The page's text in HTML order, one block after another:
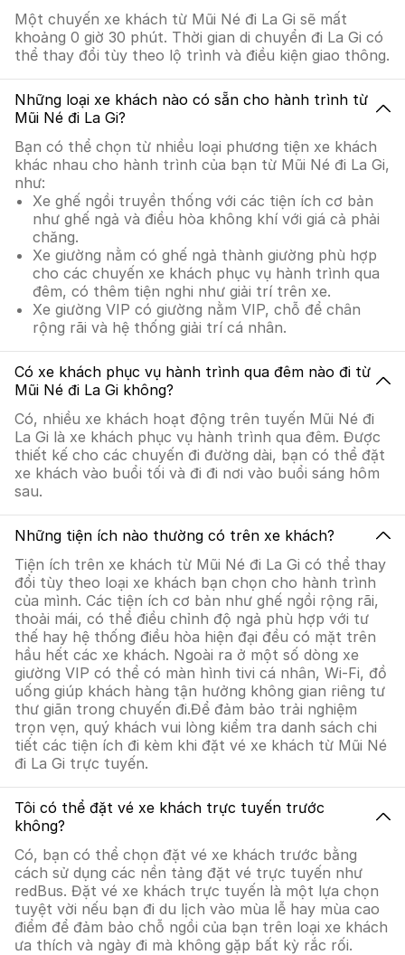
Một chuyến xe khách từ Mũi Né đi La Gi sẽ mất
khoảng 0 giờ 30 phút. Thời gian di chuyển đi La Gi có
thể thay đổi tùy theo lộ trình và điều kiện giao thông.
Những loại xe khách nào có sẵn cho hành trình từ
Mũi Né đi La Gi?
Bạn có thể chọn từ nhiều loại phương tiện xe khách
khác nhau cho hành trình của bạn từ Mũi Né đi La Gi,
như:
Xe ghế ngồi truyền thống với các tiện ích cơ bản
như ghế ngả và điều hòa không khí với giá cả phải
chăng.
Xe giường nằm có ghế ngả thành giường phù hợp
cho các chuyến xe khách phục vụ hành trình qua
đêm, có thêm tiện nghi như giải trí trên xe.
Xe giường VIP có giường nằm VIP, chỗ để chân
rộng rãi và hệ thống giải trí cá nhân.
Có xe khách phục vụ hành trình qua đêm nào đi từ
Mũi Né đi La Gi không?
Có, nhiều xe khách hoạt động trên tuyến Mũi Né đi
La Gi là xe khách phục vụ hành trình qua đêm. Được
thiết kế cho các chuyến đi đường dài, bạn có thể đặt
xe khách vào buổi tối và đi đi nơi vào buổi sáng hôm
sau.
Những tiện ích nào thường có trên xe khách?
Tiện ích trên xe khách từ Mũi Né đi La Gi có thể thay
đổi tùy theo loại xe khách bạn chọn cho hành trình
của mình. Các tiện ích cơ bản như ghế ngồi rộng rãi,
thoải mái, có thể điều chỉnh độ ngả phù hợp với tư
thế hay hệ thống điều hòa hiện đại đều có mặt trên
hầu hết các xe khách. Ngoài ra ở một số dòng xe
giường VIP có thể có màn hình tivi cá nhân, Wi-Fi, đồ
uống giúp khách hàng tận hưởng không gian riêng tư
thư giãn trong chuyến đi.Để đảm bảo trải nghiệm
trọn vẹn, quý khách vui lòng kiểm tra danh sách chi
tiết các tiện ích đi kèm khi đặt vé xe khách từ Mũi Né
đi La Gi trực tuyến.
Tôi có thể đặt vé xe khách trực tuyến trước
không?
Có, bạn có thể chọn đặt vé xe khách trước bằng
cách sử dụng các nền tảng đặt vé trực tuyến như
redBus. Đặt vé xe khách trực tuyến là một lựa chọn
tuyệt vời nếu bạn đi du lịch vào mùa lễ hay mùa cao
điểm để đảm bảo chỗ ngồi của bạn trên loại xe khách
ưa thích và ngày đi mà không gặp bất kỳ rắc rối.